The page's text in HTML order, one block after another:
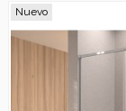
Nuevo